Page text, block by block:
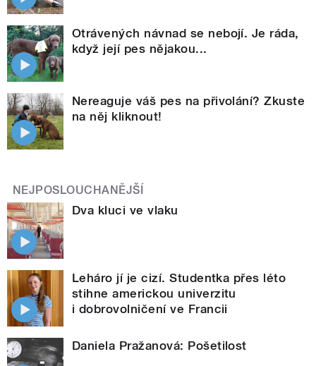
Otrávených návnad se nebojí. Je ráda,
když její pes nějakou...
Nereaguje váš pes na přivolání? Zkuste
na něj kliknout!
NEJPOSLOUCHANĚJŠÍ
Dva kluci ve vlaku
Leháro jí je cizí. Studentka přes léto
stihne americkou univerzitu
i dobrovolničení ve Francii
Daniela Pražanová: Pošetilost